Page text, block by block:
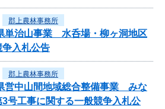
郡上農林事務所
単治山事業 水呑場・柳ヶ洞地区
入札公告
郡上農林事務所
営中山間地域総合整備事業 みな
工事に関する一般競争入札公